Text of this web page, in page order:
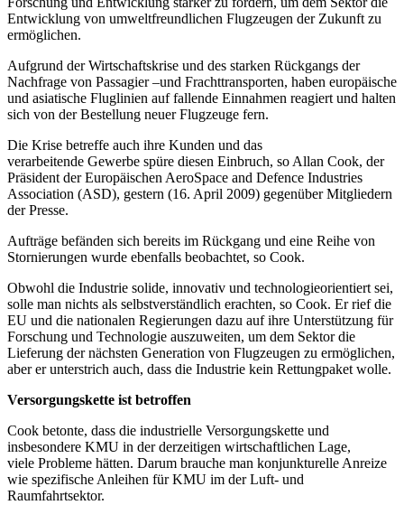
Entwicklung von umweltfreundlichen Flugzeugen der Zukunft zu
ermöglichen.
Aufgrund der Wirtschaftskrise und des starken Rückgangs der
Nachfrage von Passagier –und Frachttransporten, haben europäische
und asiatische Fluglinien auf fallende Einnahmen reagiert und halten
sich von der Bestellung neuer Flugzeuge fern.
Die Krise betreffe auch ihre Kunden und das
verarbeitende Gewerbe spüre diesen Einbruch, so Allan Cook, der
Präsident der Europäischen AeroSpace and Defence Industries
Association (ASD), gestern (16. April 2009) gegenüber Mitgliedern
der Presse.
Aufträge befänden sich bereits im Rückgang und eine Reihe von
Stornierungen wurde ebenfalls beobachtet, so Cook.
Obwohl die Industrie solide, innovativ und technologieorientiert sei,
solle man nichts als selbstverständlich erachten, so Cook. Er rief die
EU und die nationalen Regierungen dazu auf ihre Unterstützung für
Forschung und Technologie auszuweiten, um dem Sektor die
Lieferung der nächsten Generation von Flugzeugen zu ermöglichen,
aber er unterstrich auch, dass die Industrie kein Rettungpaket wolle.
Versorgungskette ist betroffen
Cook betonte, dass die industrielle Versorgungskette und
insbesondere KMU in der derzeitigen wirtschaftlichen Lage,
viele Probleme hätten. Darum brauche man konjunkturelle Anreize
wie spezifische Anleihen für KMU im der Luft- und
Raumfahrtsektor.